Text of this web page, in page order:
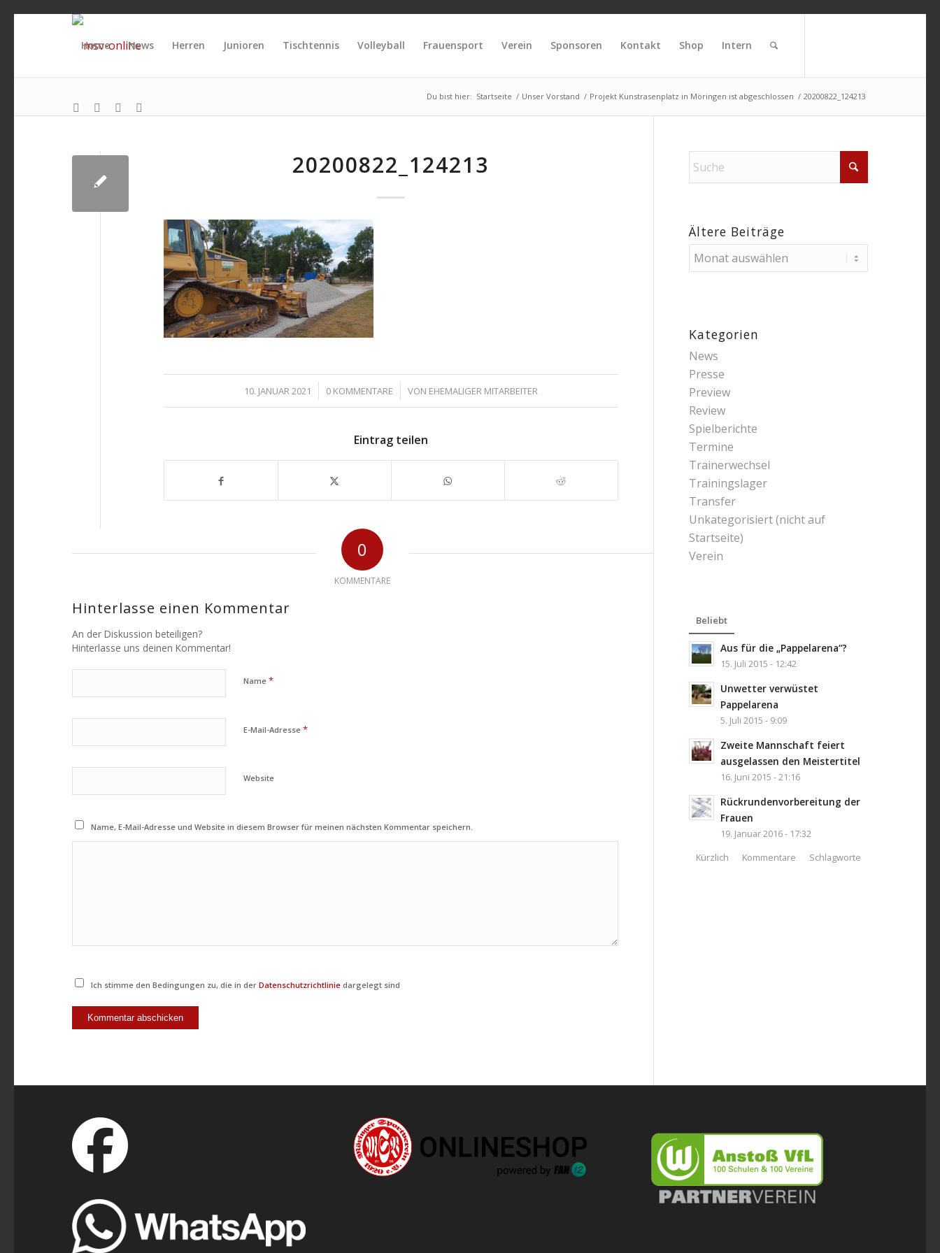
Home News Herren Junioren Tischtennis Volleyball Frauensport Verein Sponsoren Kontakt Shop Intern
Du bist hier: Startseite / Unser Vorstand / Projekt Kunstrasenplatz in Möringen ist abgeschlossen / 20200822_124213
20200822_124213
10. JANUAR 2021
/ 0 KOMMENTARE
/ VON EHEMALIGER MITARBEITER
Eintrag teilen
0
KOMMENTARE
Hinterlasse einen Kommentar
An der Diskussion beteiligen?
Hinterlasse uns deinen Kommentar!
Name *
E-Mail-Adresse *
Website
Name, E-Mail-Adresse und Website in diesem Browser für meinen nächsten Kommentar speichern.
Ich stimme den Bedingungen zu, die in derDatenschutzrichtlinie dargelegt sind
Ältere Beiträge
Kategorien
News
Presse
Preview
Review
Spielberichte
Termine
Trainerwechsel
Trainingslager
Transfer
Unkategorisiert (nicht auf
Startseite)
Verein
Beliebt
Aus für die „Pappelarena“?
15. Juli 2015 - 12:42
Unwetter verwüstet
Pappelarena
5. Juli 2015 - 9:09
Zweite Mannschaft feiert
ausgelassen den Meistertitel
16. Juni 2015 - 21:16
Rückrundenvorbereitung der
Frauen
19. Januar 2016 - 17:32
Kürzlich Kommentare Schlagworte